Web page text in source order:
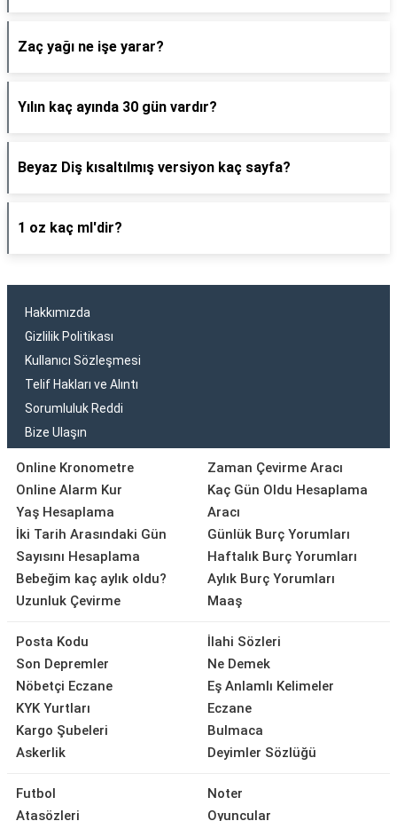
Zaç yağı ne işe yarar?
Yılın kaç ayında 30 gün vardır?
Beyaz Diş kısaltılmış versiyon kaç sayfa?
1 oz kaç ml'dir?
Hakkımızda
Gizlilik Politikası
Kullanıcı Sözleşmesi
Telif Hakları ve Alıntı
Sorumluluk Reddi
Bize Ulaşın
Online Kronometre
Online Alarm Kur
Yaş Hesaplama
İki Tarih Arasındaki Gün
Sayısını Hesaplama
Bebeğim kaç aylık oldu?
Uzunluk Çevirme
Zaman Çevirme Aracı
Kaç Gün Oldu Hesaplama
Aracı
Günlük Burç Yorumları
Haftalık Burç Yorumları
Aylık Burç Yorumları
Maaş
Posta Kodu
Son Depremler
Nöbetçi Eczane
KYK Yurtları
Kargo Şubeleri
Askerlik
İlahi Sözleri
Ne Demek
Eş Anlamlı Kelimeler
Eczane
Bulmaca
Deyimler Sözlüğü
Futbol
Atasözleri
Noter
Oyuncular